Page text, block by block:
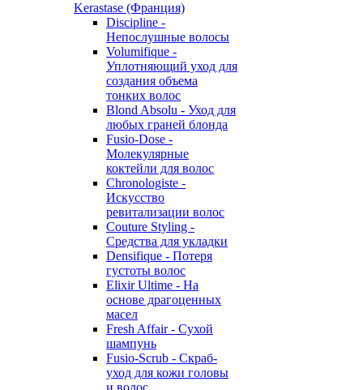
Kerastase (Франция)
Discipline -
Непослушные волосы
Volumifique -
Уплотняющий уход для
создания объема
тонких волос
Blond Absolu - Уход для
любых граней блонда
Fusio-Dose -
Молекулярные
коктейли для волос
Chronologiste -
Искусство
ревитализации волос
Couture Styling -
Средства для укладки
Densifique - Потеря
густоты волос
Elixir Ultime - На
основе драгоценных
масел
Fresh Affair - Сухой
шампунь
Fusio-Scrub - Скраб-
уход для кожи головы
и волос